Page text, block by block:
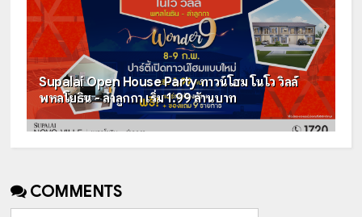
Supalai Open House Party ทาวน์โฮม โนโว วิลล์
พหลโยธิน - ลำลูกกา เริ่ม 1.99 ล้านบาท
COMMENTS